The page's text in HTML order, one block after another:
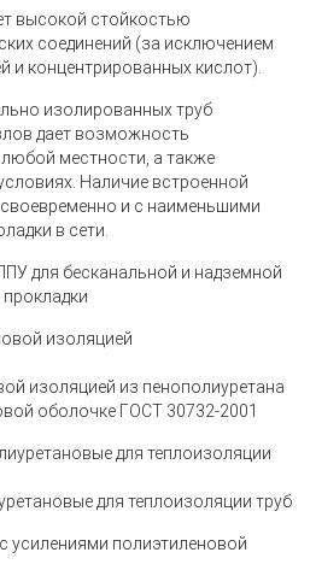
высокой стойкостью
соединений (за исключением
и концентрированных кислот).
изолированных труб
дает возможность
местности, а также
Наличие встроенной
и с наименьшими
в сети.
для бесканальной и надземной
прокладки
изоляцией из пенополиуретана
оболочке ГОСТ 30732-2001
для теплоизоляции труб